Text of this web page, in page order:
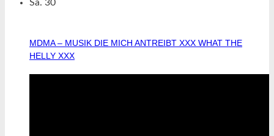
Sa. 30
MDMA – MUSIK DIE MICH ANTREIBT XXX WHAT THE
HELLY XXX